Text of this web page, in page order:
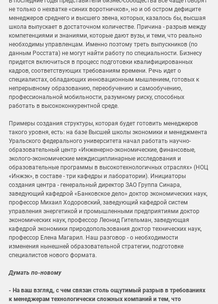
не только о нехватке «синих воротничков», но и об остром дефиците
менеджеров среднего и высшего звена, которых, казалось бы, высшая
школа выпускает в достаточном количестве. Причина - разрыв между
компетенциями и знаниями, которые дают вузы, и теми, что реально
необходимы управленцам. Именно поэтому треть выпускников (по
данным Росстата) не могут найти работу по специальности. Бизнесу
придется включиться в процесс подготовки квалифицированных
кадров, соответствующих требованиям времени. Речь идет о
специалистах, обладающих инновационным мышлением, готовых к
непрерывному образованию, переобучению и самообучению,
профессиональной мобильности, ра­зумному риску, способных
работать в высококонкурентной среде.
Примеры создания структуры, которая будет готовить менеджеров
такого уровня, есть: на базе Высшей школы экономики и менеджмента
Уральского федерального университета начал работать научно-
образовательный центр «Инженерно-экономические, финансовые,
эколого-экономические междисциплинарные исследования и
образовательные программы в высокотехнологичных отраслях» (НОЦ
«Инжэк», в составе - три кафедры и лаборатории). Инициаторы
создания центра - генеральный директор ЗАО Группа Синара,
заведующий кафедрой «Банковское дело» доктор экономических наук,
профессор Михаил Ходоровский, заведующий кафедрой систем
управления энергетикой и промышленными предприятиями доктор
экономических наук, профессор Леонид Гительман, заведующая
кафедрой экономики природопользования доктор технических наук,
профессор Елена Магарил. Наш разговор - о необходимости
изменения нынешней образовательной стратегии, подготовке
специалистов нового формата.
Думать по-новому
- На ваш взгляд, с чем связан столь ощутимый разрыв в требованиях
к менеджерам технологически сложных компаний и тем, что